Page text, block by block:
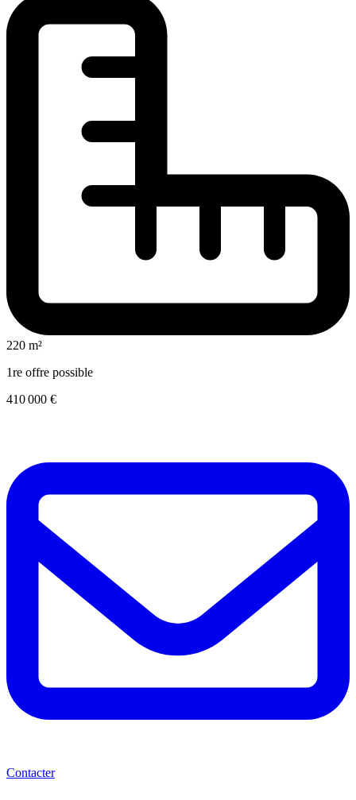
220 m²
1re offre possible
410 000 €
Contacter